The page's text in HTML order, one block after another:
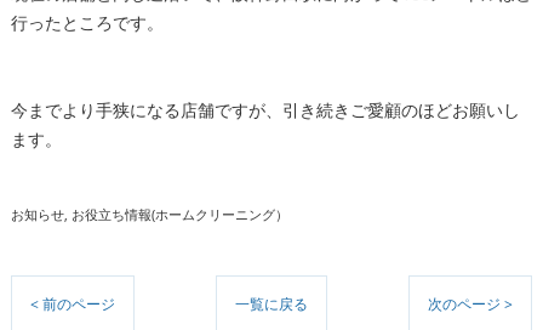
行ったところです。
今までより手狭になる店舗ですが、引き続きご愛顧のほどお願いし
ます。
お知らせ お役立ち情報(ホームクリーニング）
< 前のページ 一覧に戻る 次のページ >